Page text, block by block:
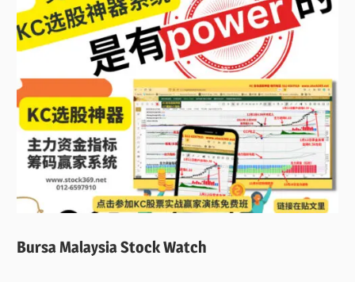
Bursa Malaysia Stock Watch